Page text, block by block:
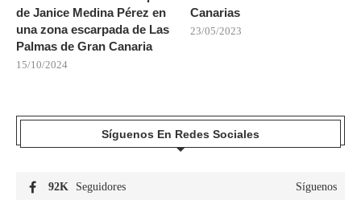
de Janice Medina Pérez en
una zona escarpada de Las
Palmas de Gran Canaria
15/10/2024
Canarias
23/05/2023
Síguenos En Redes Sociales
92K Seguidores Síguenos